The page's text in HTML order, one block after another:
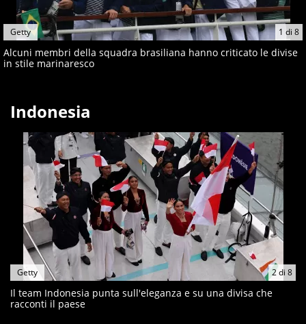
1 di 8
Getty
Alcuni membri della squadra brasiliana hanno criticato le divise
in stile marinaresco
Indonesia
2di 8
Getty
Il team Indonesia punta sull'eleganza e su una divisa che
racconti il paese